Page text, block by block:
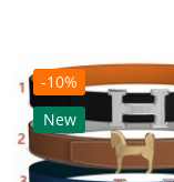
-10%
New